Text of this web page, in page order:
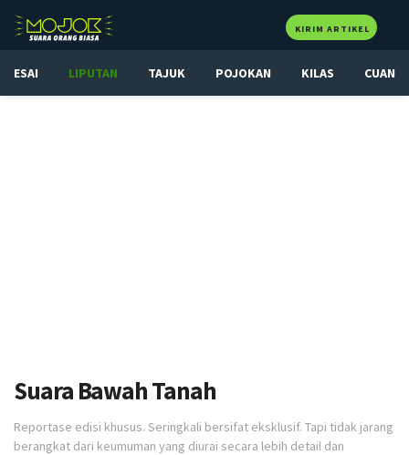
KIRIM ARTIKEL
ESAI LIPUTAN TAJUK POJOKAN KILAS CUAN
Suara Bawah Tanah
Reportase edisi khusus. Seringkali bersifat eksklusif. Tapi tidak jarang
berangkat dari keumuman yang diurai secara lebih detail dan